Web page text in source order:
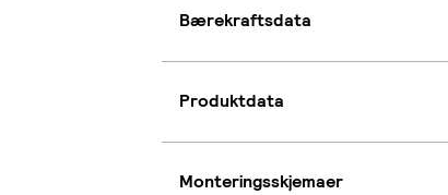
Bærekraftsdata
Produktdata
Monteringsskjemaer